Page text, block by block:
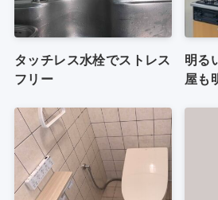
タッチレス水栓でストレス
フリー
明る
屋も